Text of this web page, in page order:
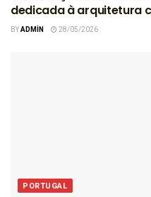
dedicada à arquitetura
BYADMIN 28/05/2026
PORTUGAL